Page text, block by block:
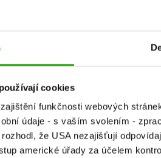
cookies
funkčnosti webových
údaje - s vaším svolením -
že USA nezajišťují
americké úřady za účelem